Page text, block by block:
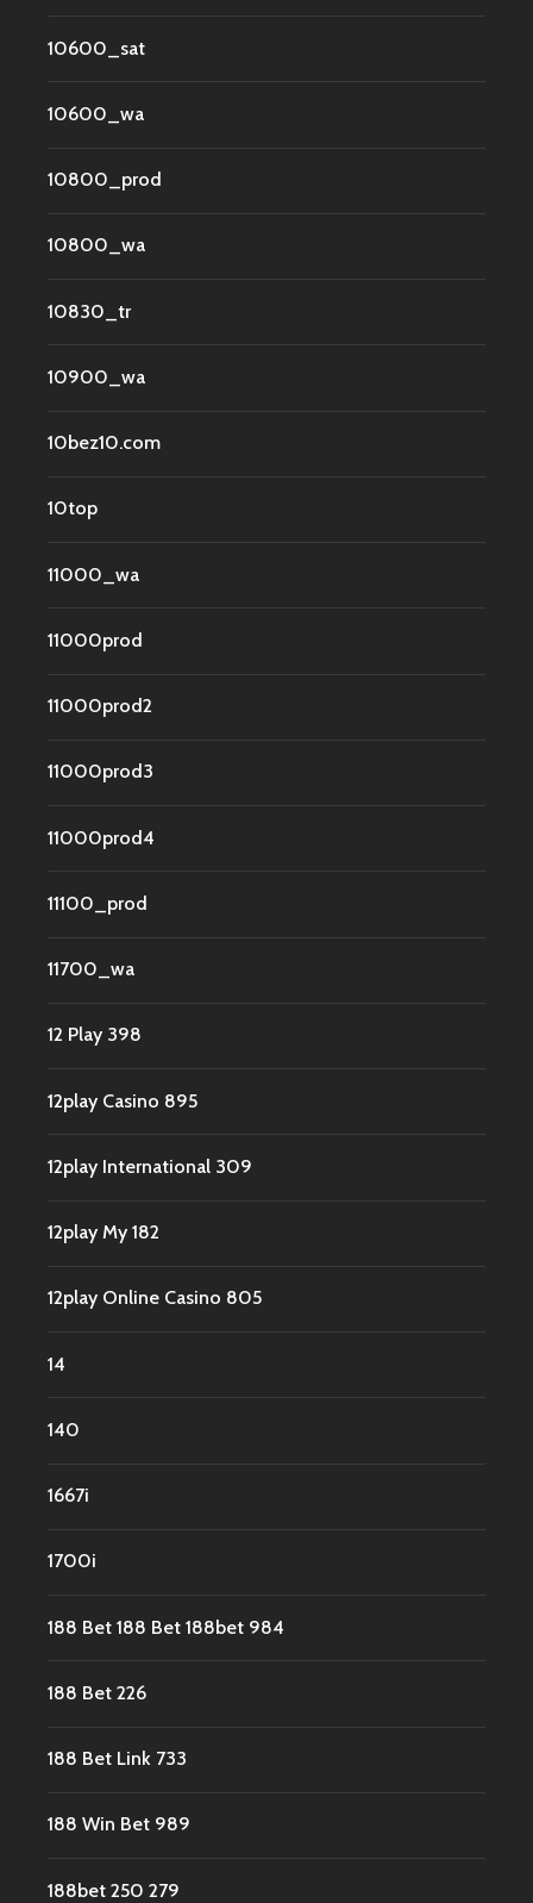
10600_sat
10600_wa
10800_prod
10800_wa
10830_tr
10900_wa
10bez10.com
10top
11000_wa
11000prod
11000prod2
11000prod3
11000prod4
11100_prod
11700_wa
12 Play 398
12play Casino 895
12play International 309
12play My 182
12play Online Casino 805
14
140
1667i
1700i
188 Bet 188 Bet 188bet 984
188 Bet 226
188 Bet Link 733
188 Win Bet 989
188bet 250 279